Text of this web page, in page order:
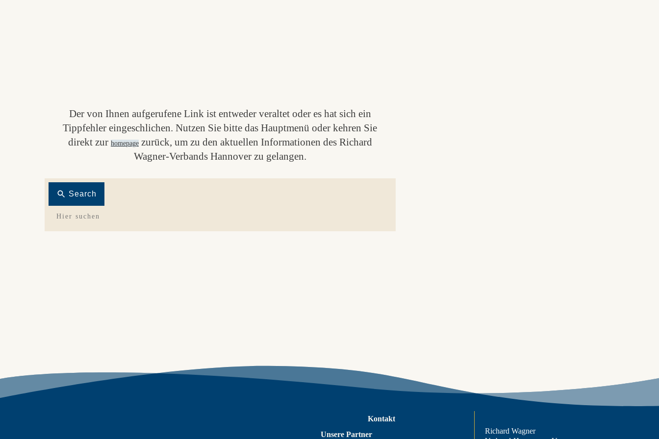
Der von Ihnen aufgerufene Link ist entweder veraltet oder es hat sich ein
Tippfehler eingeschlichen. Nutzen Sie bitte das Hauptmenü oder kehren Sie
direkt zur homepagezurück, um zu den aktuellen Informationen des Richard
Wagner-Verbands Hannover zu gelangen.
Search
Kontakt
Unsere Partner
Richard Wagner